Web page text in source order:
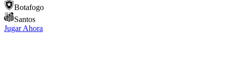
Botafogo
Santos
Jugar Ahora